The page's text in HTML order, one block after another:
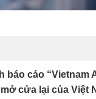
báo cáo “Vietnam
cửa lại của